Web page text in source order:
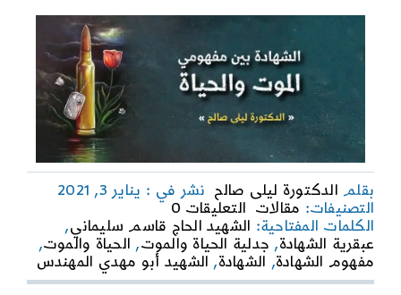
بقلم الدكتورة ليلى صالح نشر في : يناير 3, 2021
التصنيفات: مقالات التعليقات 0
on
الشهادة
بين
مفهومي
الموت
الكلمات المفتاحية: الشهيد الحاج قاسم سليماني,
عبقرية الشهادة, جدلية الحياة والموت, الحياة والموت,
مفهوم الشهادة, الشهادة, الشهيد أبو مهدي المهندس